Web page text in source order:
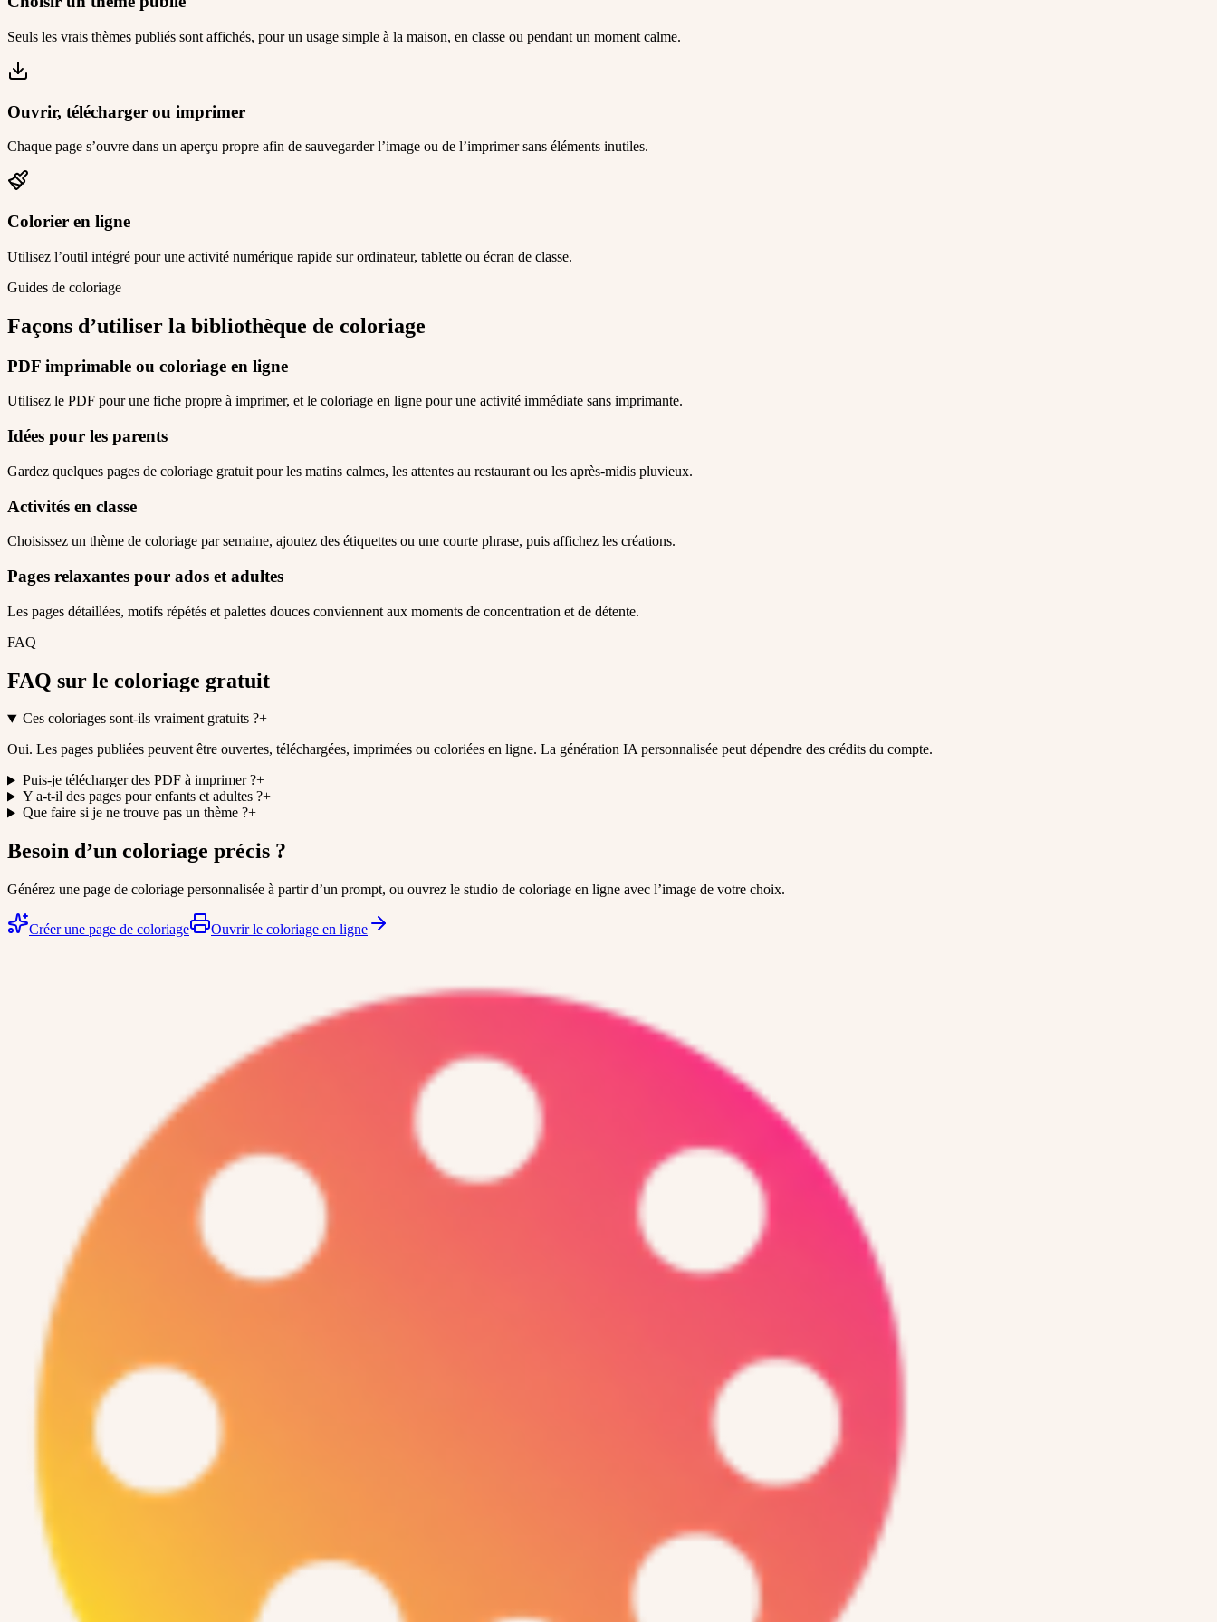
Seuls les vrais thèmes publiés sont affichés, pour un usage simple à la maison, en classe ou pendant un moment calme.
Ouvrir, télécharger ou imprimer
Chaque page s’ouvre dans un aperçu propre afin de sauvegarder l’image ou de l’imprimer sans éléments inutiles.
Colorier en ligne
Utilisez l’outil intégré pour une activité numérique rapide sur ordinateur, tablette ou écran de classe.
Guides de coloriage
Façons d’utiliser la bibliothèque de coloriage
PDF imprimable ou coloriage en ligne
Utilisez le PDF pour une fiche propre à imprimer, et le coloriage en ligne pour une activité immédiate sans imprimante.
Idées pour les parents
Gardez quelques pages de coloriage gratuit pour les matins calmes, les attentes au restaurant ou les après-midis pluvieux.
Activités en classe
Choisissez un thème de coloriage par semaine, ajoutez des étiquettes ou une courte phrase, puis affichez les créations.
Pages relaxantes pour ados et adultes
Les pages détaillées, motifs répétés et palettes douces conviennent aux moments de concentration et de détente.
FAQ
FAQ sur le coloriage gratuit
Ces coloriages sont-ils vraiment gratuits ?+
Oui. Les pages publiées peuvent être ouvertes, téléchargées, imprimées ou coloriées en ligne. La génération IA personnalisée peut dépendre des crédits du compte.
Puis-je télécharger des PDF à imprimer ?+
Y a-t-il des pages pour enfants et adultes ?+
Que faire si je ne trouve pas un thème ?+
Besoin d’un coloriage précis ?
Générez une page de coloriage personnalisée à partir d’un prompt, ou ouvrez le studio de coloriage en ligne avec l’image de votre choix.
Créer une page de coloriage Ouvrir le coloriage en ligne